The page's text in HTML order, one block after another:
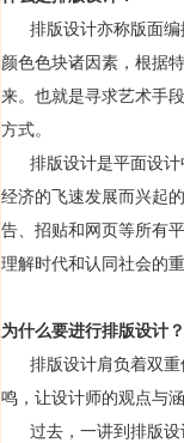
排版设计亦称版面编
颜色色块诸因素，根据
来。也就是寻求艺术手
方式。
排版设计是平面设计
经济的飞速发展而兴起
告、招贴和网页等所有
理解时代和认同社会的
为什么要进行排版设计？
排版设计肩负着双重
鸣，让设计师的观点与
过去，一讲到排版设